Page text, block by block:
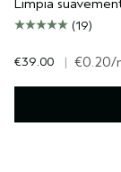
Limpia
(19)
€39.00 | €0.20/